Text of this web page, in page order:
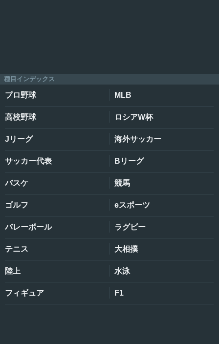
種目インデックス
プロ野球 MLB
高校野球 ロシアW杯
Jリーグ 海外サッカー
サッカー代表 Bリーグ
バスケ 競馬
ゴルフ eスポーツ
バレーボール ラグビー
テニス 大相撲
陸上 水泳
フィギュア F1